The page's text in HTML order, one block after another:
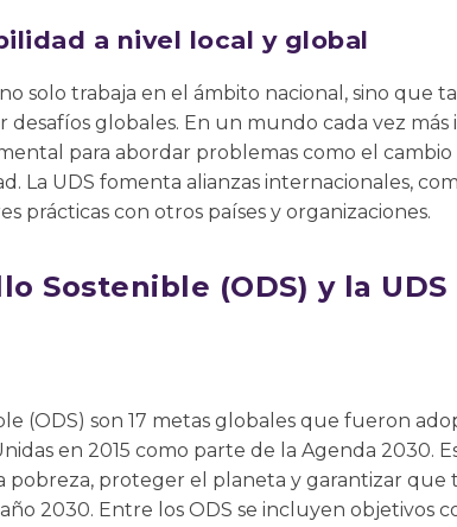
a nivel local y global
solo trabaja en el ámbito nacional, sino que
desafíos globales. En un mundo cada vez
para abordar problemas como el cambio
La UDS fomenta alianzas internacionales,
prácticas con otros países y organizaciones.
Sostenible (ODS) y la UDS
(ODS) son 17 metas globales que fueron
en 2015 como parte de la Agenda 2030.
pobreza, proteger el planeta y garantizar que
2030. Entre los ODS se incluyen objetivos